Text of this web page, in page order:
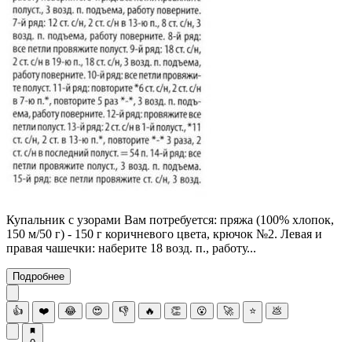
Купальник с узорами Вам потребуется: пряжа (100% хлопок,
150 м/50 г) - 150 г коричневого цвета, крючок №2. Левая и
правая чашечки: наберите 18 возд. п., работу...
Подробнее
👍 ❤️ 😂 😍 👎 🔥 👏 😮 🚀 ⭐ 💩